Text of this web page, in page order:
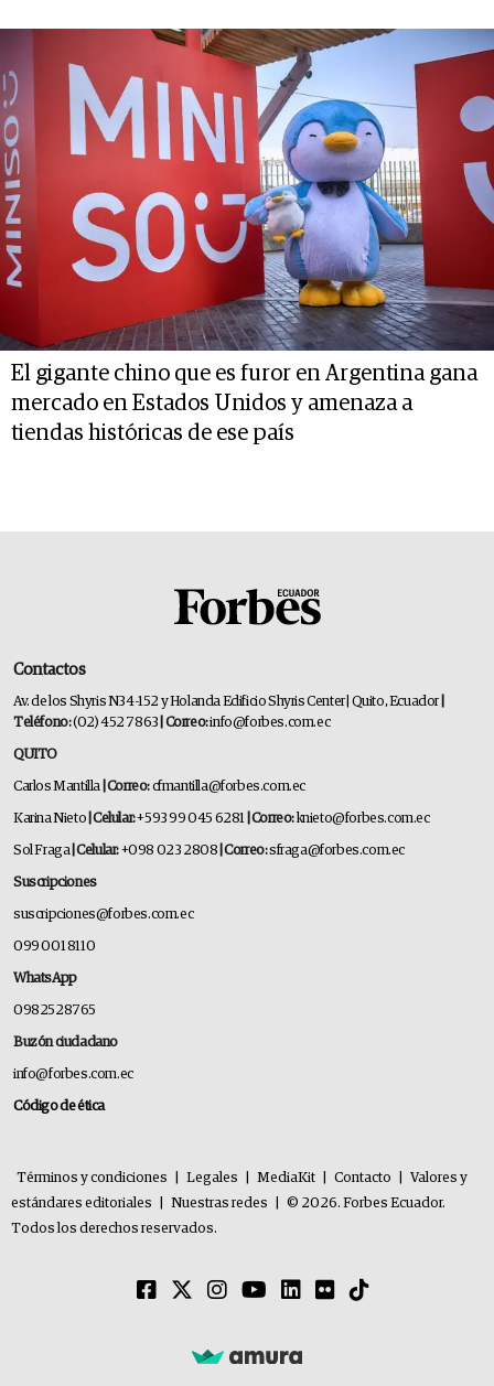
El gigante chino que es furor en Argentina gana
mercado en Estados Unidos y amenaza a
tiendas históricas de ese país
Contactos
Av. de los Shyris N34-152 y Holanda Edificio Shyris Center | Quito, Ecuador
Teléfono:(02) 452 7863 | Correo:info@forbes.com.ec
QUITO
Carlos Mantilla | Correo:cfmantilla@forbes.com.ec
Karina Nieto | Celular:+593 99 045 6281 | Correo:knieto@forbes.com.ec
Sol Fraga| Celular:+098 023 2808 | Correo:sfraga@forbes.com.ec
Suscripciones
suscripciones@forbes.com.ec
099 001 8110
WhatsApp
0982528765
Buzón ciudadano
info@forbes.com.ec
Código de ética
Términos y condiciones Legales MediaKit Contacto
Valores y
estándares editoriales
Nuestras redes
© 2026. Forbes Ecuador.
Todos los derechos reservados.